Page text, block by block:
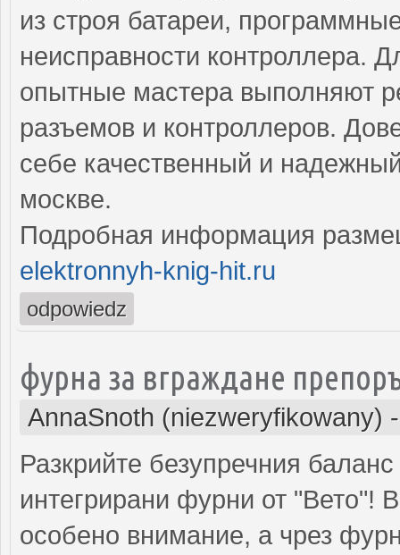
из строя батареи,
неисправности контроллера.
опытные мастера выполняют
разъемов и контроллеров.
себе качественный и
москве.
Подробная информация
elektronnyh-knig-hit.ru
odpowiedz
фурна за вграждане
AnnaSnoth (niezweryfikowany)
Разкрийте безупречния
интегрирани фурни от "Вето"!
особено внимание, а чрез